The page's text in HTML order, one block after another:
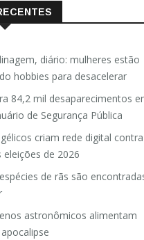
diário: mulheres estão
hobbies para desacelerar
84,2 mil desaparecimentos
de Segurança Pública
criam rede digital
eleições de 2026
de rãs são
astronômicos alimentam